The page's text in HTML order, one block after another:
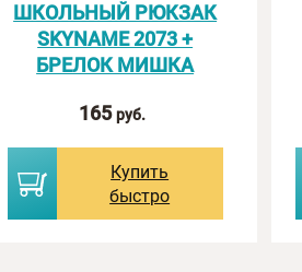
ШКОЛЬНЫЙ РЮКЗАК
SKYNAME 2073 +
БРЕЛОК МИШКА
165 руб.
Купить
быстро